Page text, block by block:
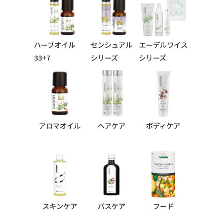
ハーブオイル
33+7
シリーズ
センシュアル
シリーズ
エーデルワイス
シリーズ
アロマオイル ヘアケア ボディケア
スキンケア バスケア フード